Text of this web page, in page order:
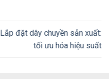
Lắp đặt dây chuyền sản xuất:
tối ưu hóa hiệu suất